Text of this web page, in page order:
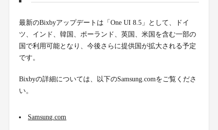
最新のBixbyアップデートは「One UI 8.5」として、ドイ
ツ、インド、韓国、ポーランド、英国、米国を含む一部の
国で利用可能となり、今後さらに提供国が拡大される予定
です。
Bixbyの詳細については、以下のSamsung.comをご覧くださ
い。
Samsung.com